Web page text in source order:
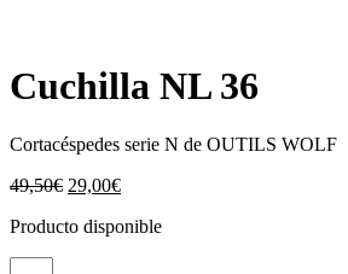
Cuchilla NL 36
Cortacéspedes serie N de OUTILS WOLF
49,50€ El
original
29,00€El
actual
Producto disponible